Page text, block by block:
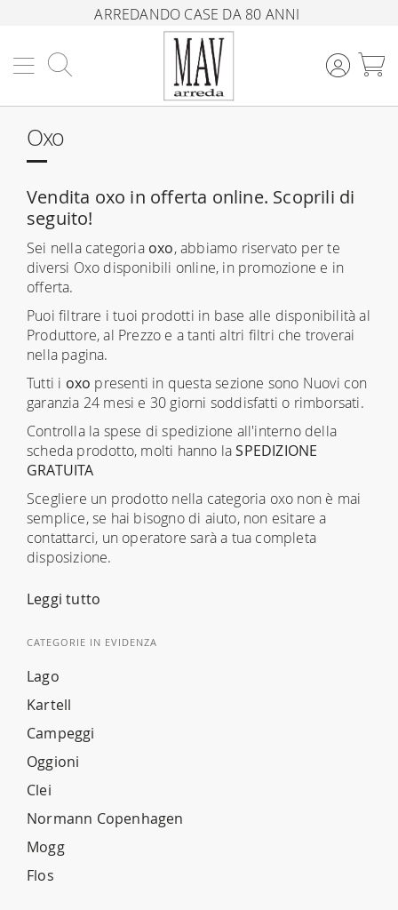
ARREDANDO CASE DA 80 ANNI
Oxo
Vendita oxo in offerta online. Scoprili di
seguito!
Sei nella categoria oxo, abbiamo riservato per te
diversi Oxo disponibili online, in promozione e in
offerta.
Puoi filtrare i tuoi prodotti in base alle disponibilità al
Produttore, al Prezzo e a tanti altri filtri che troverai
nella pagina.
Tutti i oxo presenti in questa sezione sono Nuovi con
garanzia 24 mesi e 30 giorni soddisfatti o rimborsati.
Controlla la spese di spedizione all'interno della
scheda prodotto, molti hanno laSPEDIZIONE
GRATUITA
Scegliere un prodotto nella categoria oxo non è mai
semplice, se hai bisogno di aiuto, non esitare a
contattarci, un operatore sarà a tua completa
disposizione.
Leggi tutto
CATEGORIE IN EVIDENZA
Lago
Kartell
Campeggi
Oggioni
Clei
Normann Copenhagen
Mogg
Flos